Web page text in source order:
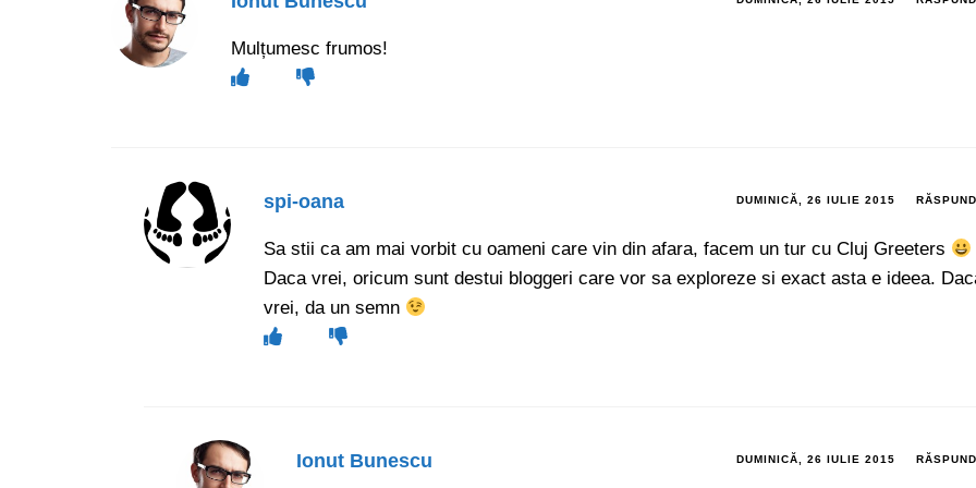
Mulțumesc frumos!
spi-oana DUMINICĂ, 26 IULIE 2015
Sa stii ca am mai vorbit cu oameni care vin din afara, facem un tur cu Cluj Greeters
Daca vrei, oricum sunt destui bloggeri care vor sa exploreze si exact asta e ideea.
vrei, da un semn
Ionut Bunescu DUMINICĂ, 26 IULIE 2015